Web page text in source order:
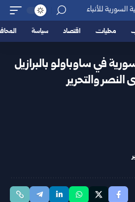
محليات اقتصاد سياسة
في ساوباولو بالبرازيل
النصر والتحرير